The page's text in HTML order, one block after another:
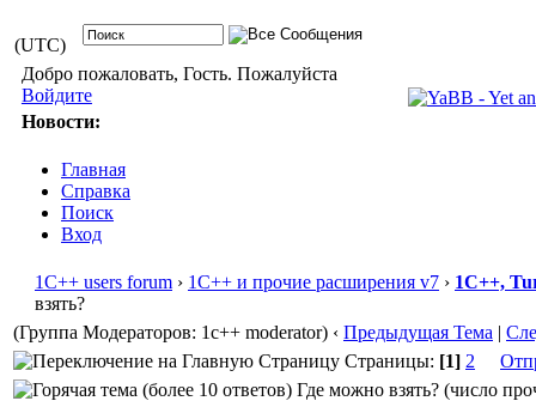
(UTC)
Добро пожаловать, Гость. Пожалуйста
Войдите
Новости:
Главная
Справка
Поиск
Вход
1С++ users forum › 1С++ и прочие расширения v7 › 1С++,
взять?
(Группа Модераторов: 1c++ moderator) ‹ Предыдущая Тема |
Страницы: [1] 2
Где можно взять? (число